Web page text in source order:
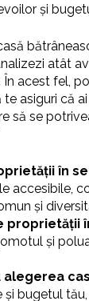
și
atât
acest fel,
asiguri că
să se
în
accesibile,
și
proprietății
și
și bugetul